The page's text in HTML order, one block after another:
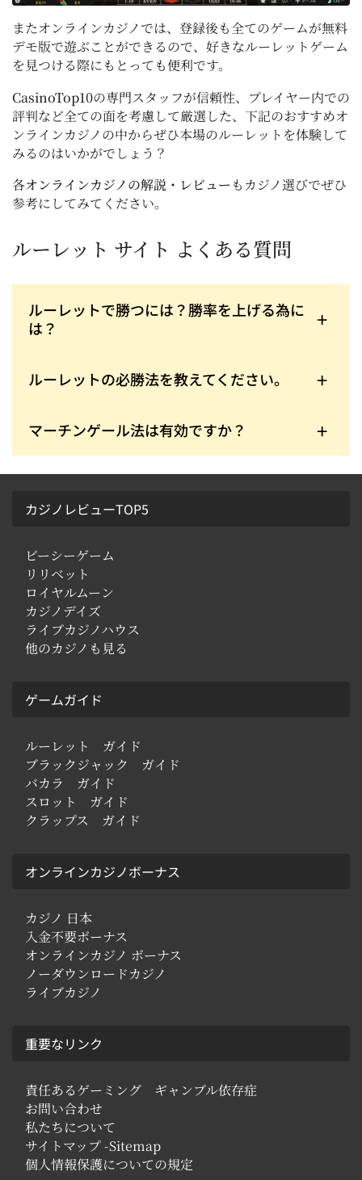
またオンラインカジノでは、登録後も全てのゲームが無料
デモ版で遊ぶことができるので、好きなルーレットゲーム
を見つける際にもとっても便利です。
CasinoTop10の専門スタッフが信頼性、プレイヤー内での
評判など全ての面を考慮して厳選した、下記のおすすめオ
ンラインカジノの中からぜひ本場のルーレットを体験して
みるのはいかがでしょう？
各オンラインカジノの解説・レビューもカジノ選びでぜひ
参考にしてみてください。
ルーレット サイト よくある質問
ルーレットで勝つには？勝率を上げる為に
は？
て０が1つ少ないので勝率が上がります。
ルーレットの必勝法を教えてください。
率を高める攻略法がいくつかあります。詳しくはこ
記載してあります。
マーチンゲール法は有効ですか？
はすぐにMAXベットに達してしまい資金が尽きてし
カジノレビューTOP5
ビーシーゲーム
リリベット
ロイヤルムーン
カジノデイズ
ライブカジノハウス
他のカジノも見る
ゲームガイド
ルーレット ガイド
ブラックジャック ガイド
バカラ ガイド
スロット ガイド
クラップス ガイド
オンラインカジノボーナス
カジノ 日本
入金不要ボーナス
オンラインカジノ ボーナス
ノーダウンロードカジノ
ライブカジノ
重要なリンク
責任あるゲーミング ギャンブル依存症
お問い合わせ
私たちについて
サイトマップ -Sitemap
個人情報保護についての規定